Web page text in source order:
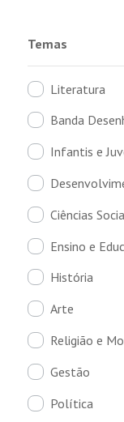
Temas
Literatura
Banda
Infantis e
Ciências
Ensino e
História
Arte
Religião e
Gestão
Política